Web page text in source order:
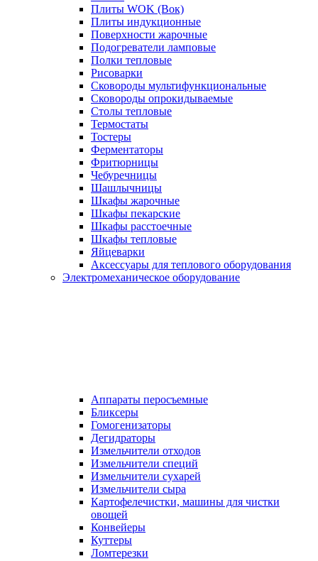
Плиты WOK (Вок)
Плиты индукционные
Поверхности жарочные
Подогреватели ламповые
Полки тепловые
Рисоварки
Сковороды мультифункциональные
Сковороды опрокидываемые
Столы тепловые
Термостаты
Тостеры
Ферментаторы
Фритюрницы
Чебуречницы
Шашлычницы
Шкафы жарочные
Шкафы пекарские
Шкафы расстоечные
Шкафы тепловые
Яйцеварки
Аксессуары для теплового оборудования
Электромеханическое оборудование
Аппараты перосъемные
Бликсеры
Гомогенизаторы
Дегидраторы
Измельчители отходов
Измельчители специй
Измельчители сухарей
Измельчители сыра
Картофелечистки, машины для чистки
овощей
Конвейеры
Куттеры
Ломтерезки